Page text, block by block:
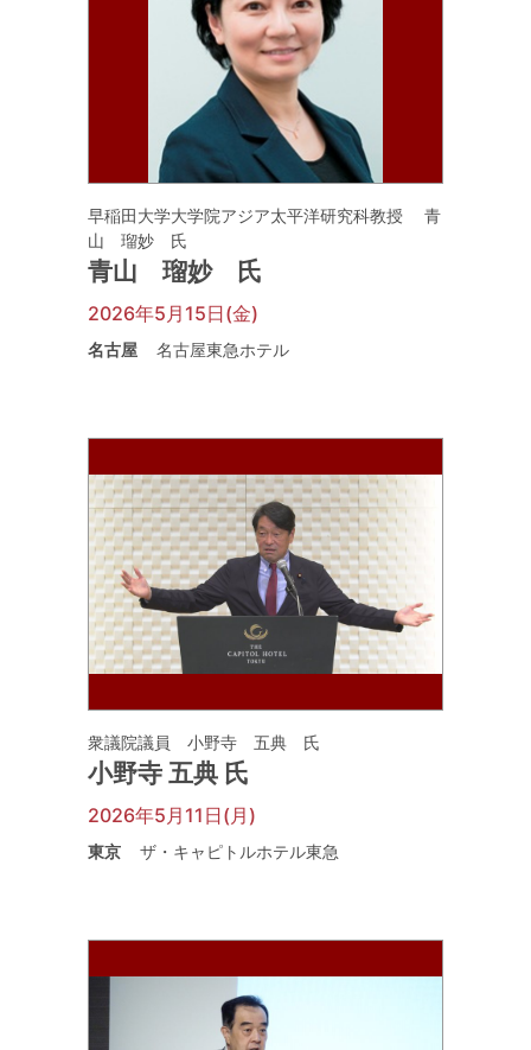
早稲田大学大学院アジア太平洋研究科教授 青
山 瑠妙 氏
青山 瑠妙 氏
2026年5月15日(金)
名古屋 名古屋東急ホテル
衆議院議員 小野寺 五典 氏
小野寺 五典 氏
2026年5月11日(月)
東京 ザ・キャピトルホテル東急